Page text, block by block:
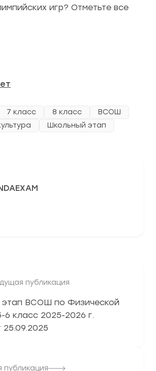
игр? Отметьте все
7 класс 8 класс
ВСОШ
Школьный этап
публикация
этап ВСОШ по Физической
6 класс 2025-2026 г.